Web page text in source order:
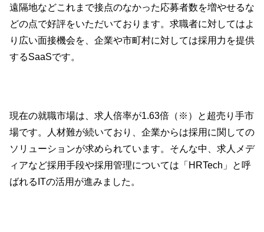
遠隔地などこれまで接点のなかった応募者数を増やせるな
どの点で好評をいただいております。求職者に対してはよ
り広い面接機会を、企業や市町村に対しては採用力を提供
するSaaSです。
現在の就職市場は、求人倍率が1.63倍（※）と超売り手市
場です。人材難が続いており、企業からは採用に関しての
ソリューションが求められています。そんな中、求人メデ
ィアなど採用手段や採用管理については「HRTech」と呼
ばれるITの活用が進みました。